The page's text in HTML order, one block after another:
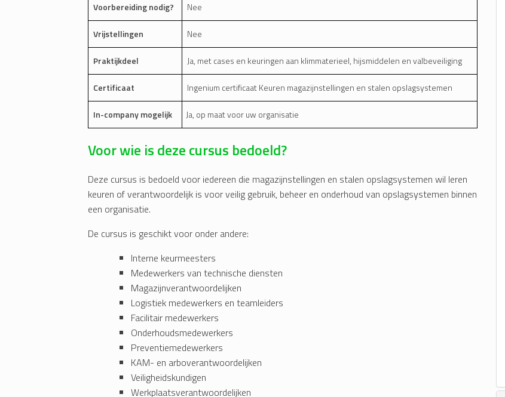
Voorbereiding nodig? Nee
Vrijstellingen Nee
Praktijkdeel Ja, met cases en keuringen aan klimmaterieel, hijsmiddelen en valbeveiliging
Certificaat Ingenium certificaat Keuren magazijnstellingen en stalen opslagsystemen
In-company mogelijk Ja, op maat voor uw organisatie
Voor wie is deze cursus bedoeld?
Deze cursus is bedoeld voor iedereen die magazijnstellingen en stalen opslagsystemen wil leren
keuren of verantwoordelijk is voor veilig gebruik, beheer en onderhoud van opslagsystemen binnen
een organisatie.
De cursus is geschikt voor onder andere:
Interne keurmeesters
Medewerkers van technische diensten
Magazijnverantwoordelijken
Logistiek medewerkers en teamleiders
Facilitair medewerkers
Onderhoudsmedewerkers
Preventiemedewerkers
KAM- en arboverantwoordelijken
Veiligheidskundigen
Werkplaatsverantwoordelijken